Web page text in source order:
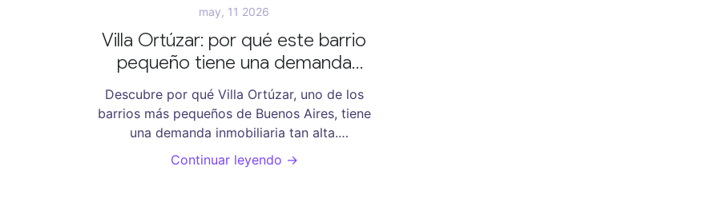
may, 11 2026
Villa Ortúzar: por qué este barrio
pequeño tiene una demanda
inmobiliaria tan alta
Descubre por qué Villa Ortúzar, uno de los
barrios más pequeños de Buenos Aires, tiene
una demanda inmobiliaria tan alta.
Analizamos precios, seguridad, transporte y
calidad de vida.
Continuar leyendo →